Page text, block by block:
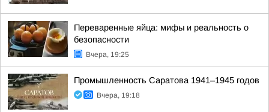
Переваренные яйца: мифы и реальность о
безопасности
Вчера, 19:25
Промышленность Саратова 1941–1945 годов
Вчера, 19:18